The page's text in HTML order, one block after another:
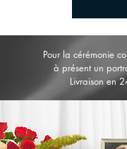
Pour la cérémonie
à présent un
Livraison en